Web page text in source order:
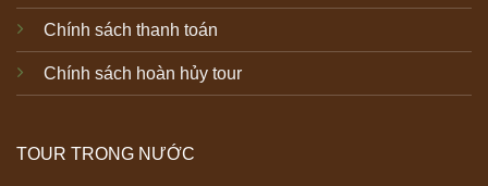
Chính sách thanh toán
Chính sách hoàn hủy tour
TOUR TRONG NƯỚC